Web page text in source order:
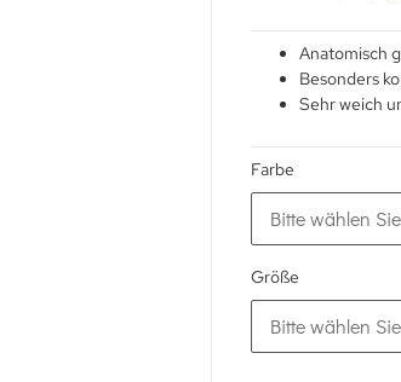
Anatomisch
Besonders
Sehr weich
Farbe
Bitte wählen
Größe
Bitte wählen